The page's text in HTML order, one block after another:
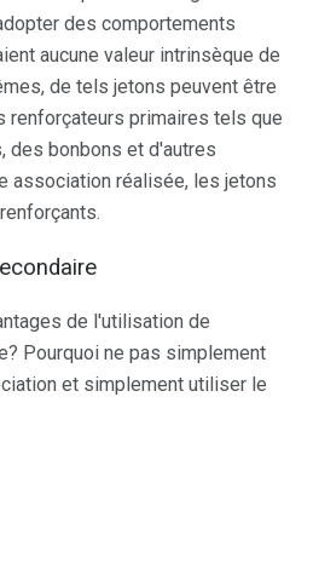
des comportements
aucune valeur intrinsèque de
de tels jetons peuvent être
renforçateurs primaires tels que
bonbons et d'autres
association réalisée, les jetons
de l'utilisation de
Pourquoi ne pas simplement
et simplement utiliser le